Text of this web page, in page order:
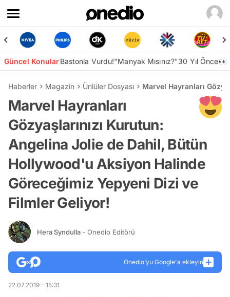
Güncel KonularBastonla Vurdu!"Manyak Mısınız?"30 Yıl Önce👀
Haberler Magazin Ünlüler Dosyası Marvel Hayranları
Marvel Hayranları
Gözyaşlarınızı Kurutun:
Angelina Jolie de Dahil, Bütün
Hollywood'u Aksiyon Halinde
Göreceğimiz Yepyeni Dizi ve
Filmler Geliyor!
Hera Syndulla - Onedio Editörü
Onedio’yu Google'a ekleyin
22.07.2019 - 15:31